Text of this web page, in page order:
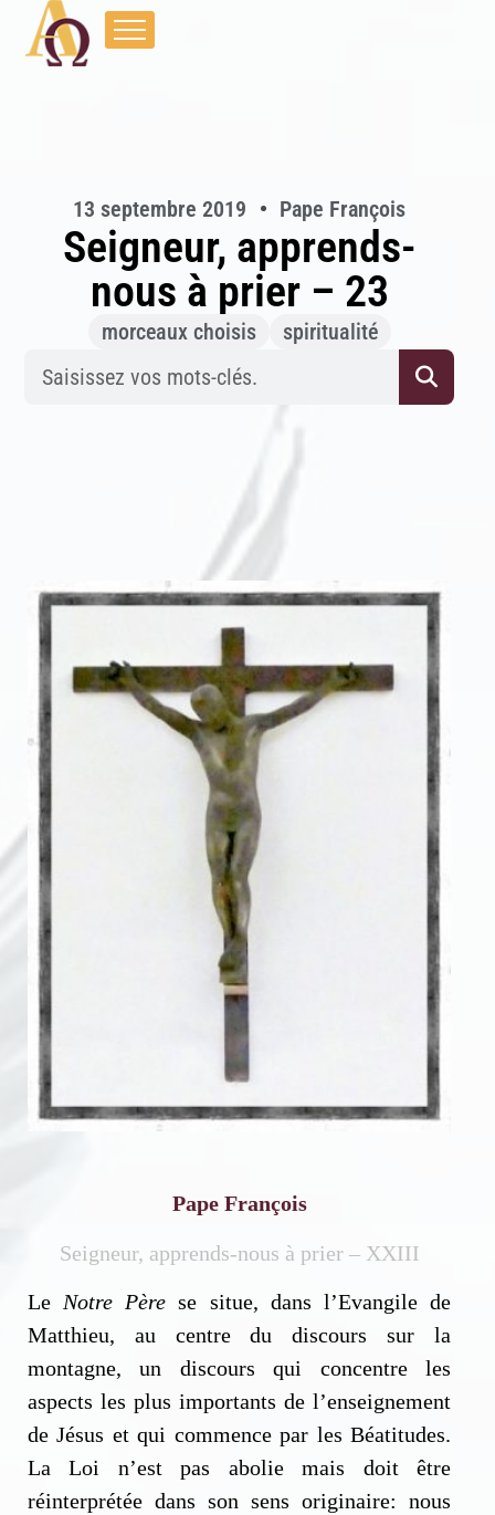
13 septembre 2019 Pape François
Seigneur, apprends-
nous à prier – 23
morceaux choisis spiritualité
Pape François
Seigneur, apprends-nous à prier – XXIII
Le Notre Père se situe, dans l’Evangile de
Matthieu, au centre du discours sur la
montagne, un discours qui concentre les
aspects les plus importants de l’enseignement
de Jésus et qui commence par les Béatitudes.
La Loi n’est pas abolie mais doit être
réinterprétée dans son sens originaire: nous